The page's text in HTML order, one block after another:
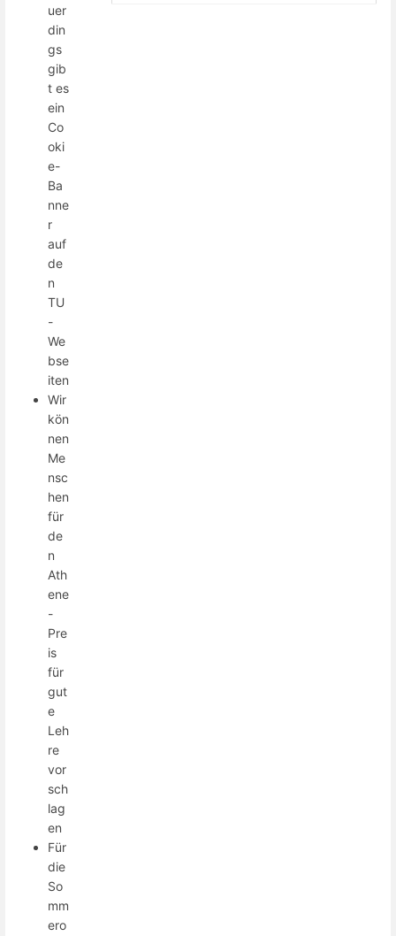
uer
din
gs
gib
t es
ein
Co
oki
e-
Ba
nne
r
auf
de
n
TU
-
We
bse
iten
Wir
kön
nen
Me
nsc
hen
für
de
n
Ath
ene
-
Pre
is
für
gut
e
Leh
re
vor
sch
lag
en
Für
die
So
mm
ero